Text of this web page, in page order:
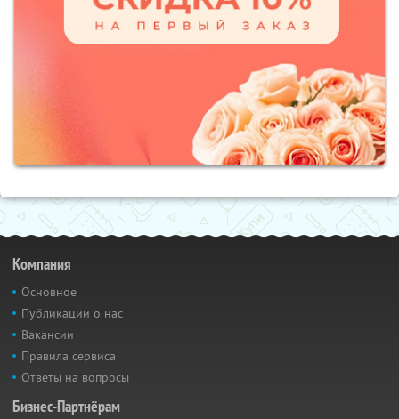
Компания
Основное
Публикации о нас
Вакансии
Правила сервиса
Ответы на вопросы
Бизнес-Партнёрам